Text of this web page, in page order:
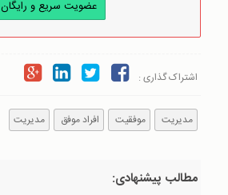
عضویت سریع و رایگان
اشتراک گذاری :
مدیریت موفقیت افراد موفق مدیریت
مطالب پیشنهادی: